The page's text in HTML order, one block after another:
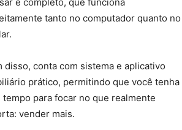
tanto no computador quanto no
disso, conta com sistema e aplicativo
prático, permitindo que você tenha
tempo para focar no que realmente
vender mais.